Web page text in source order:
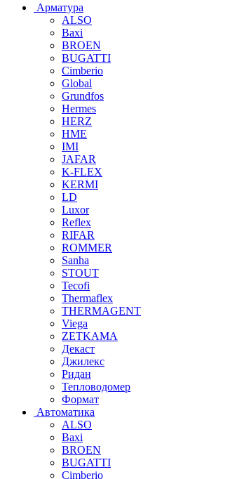
Арматура
ALSO
Baxi
BROEN
BUGATTI
Cimberio
Global
Grundfos
Hermes
HERZ
HME
IMI
JAFAR
K-FLEX
KERMI
LD
Luxor
Reflex
RIFAR
ROMMER
Sanha
STOUT
Tecofi
Thermaflex
THERMAGENT
Viega
ZETKAMA
Декаст
Джилекс
Ридан
Тепловодомер
Формат
Автоматика
ALSO
Baxi
BROEN
BUGATTI
Cimberio